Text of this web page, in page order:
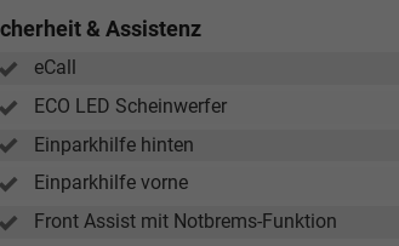
& Assistenz
eCall
ECO LED Scheinwerfer
Einparkhilfe hinten
Einparkhilfe vorne
Front Assist mit Notbrems-Funktion